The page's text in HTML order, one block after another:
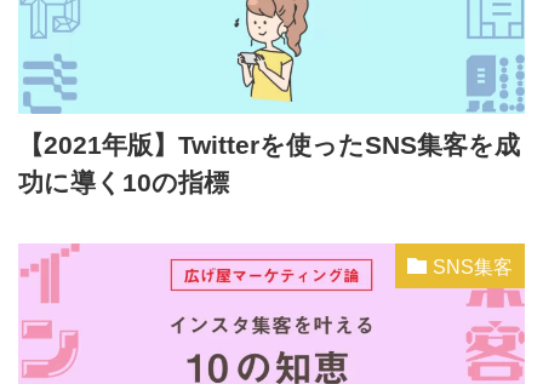
【2021年版】Twitterを使ったSNS集客を成
功に導く10の指標
SNS集客